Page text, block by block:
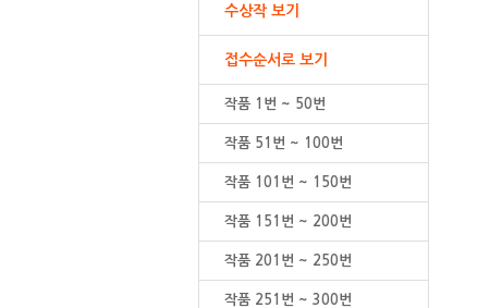
수상작 보기
접수순서로 보기
작품 1번 ~ 50번
작품 51번 ~ 100번
작품 101번 ~ 150번
작품 151번 ~ 200번
작품 201번 ~ 250번
작품 251번 ~ 300번